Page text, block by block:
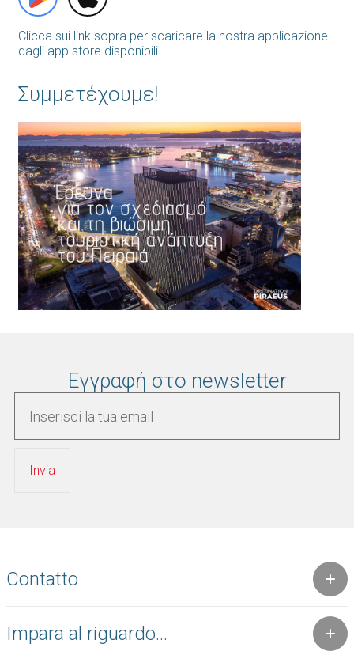
Clicca sui link sopra per scaricare la nostra applicazione
dagli app store disponibili.
Συμμετέχουμε!
Εγγραφή στο newsletter
Contatto
Impara al riguardo...